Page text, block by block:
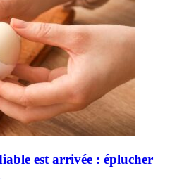
est arrivée : éplucher